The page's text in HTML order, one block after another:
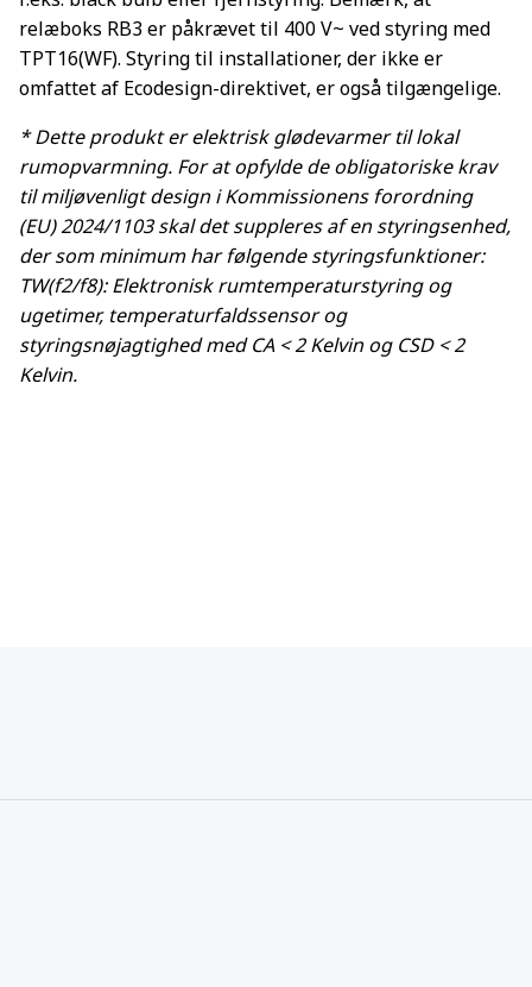
relæboks RB3 er påkrævet til 400 V~ ved styring med
TPT16(WF). Styring til installationer, der ikke er
omfattet af Ecodesign-direktivet, er også tilgængelige.
* Dette produkt er elektrisk glødevarmer til lokal
rumopvarmning. For at opfylde de obligatoriske krav
til miljøvenligt design i Kommissionens forordning
(EU) 2024/1103 skal det suppleres af en styringsenhed,
der som minimum har følgende styringsfunktioner:
TW(f2/f8): Elektronisk rumtemperaturstyring og
ugetimer, temperaturfaldssensor og
styringsnøjagtighed med CA < 2 Kelvin og CSD < 2
Kelvin.